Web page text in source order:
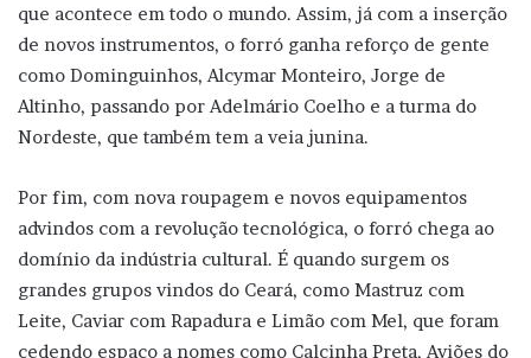
que acontece em todo o mundo. Assim, já com a inserção
de novos instrumentos, o forró ganha reforço de gente
como Dominguinhos, Alcymar Monteiro, Jorge de
Altinho, passando por Adelmário Coelho e a turma do
Nordeste, que também tem a veia junina.
Por fim, com nova roupagem e novos equipamentos
advindos com a revolução tecnológica, o forró chega ao
domínio da indústria cultural. É quando surgem os
grandes grupos vindos do Ceará, como Mastruz com
Leite, Caviar com Rapadura e Limão com Mel, que foram
cedendo espaço a nomes como Calcinha Preta, Aviões do